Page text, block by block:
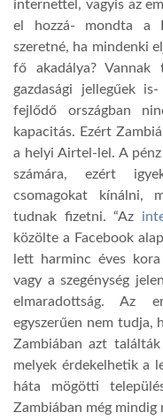
A NAP SZÉPE
LINKTR.EE
GLOBOZSARU
DOBRAVERO.HU
GLOBOBOOK
internettel, vagyis az
el hozzá- mondta a
szeretné, ha mindenki
fő akadálya? Vannak
gazdasági jellegűek
fejlődő országban
kapacitás. Ezért
a helyi Airtel-lel. A
számára, ezért
csomagokat kínálni,
tudnak fizetni. “Az
közölte a Facebook
lett harminc éves
vagy a szegénység
elmaradottság. Az
egyszerűen nem tudja,
Zambiában azt
melyek érdekelhetik a
háta mögötti
Zambiában még mindig